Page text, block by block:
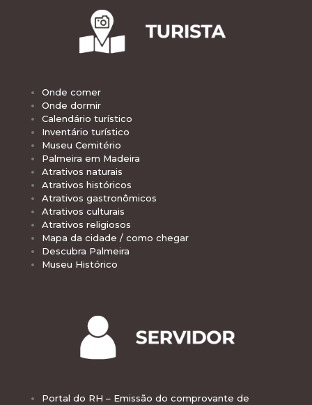
Onde comer
Onde dormir
Calendário turístico
Inventário turístico
Museu Cemitério
Palmeira em Madeira
Atrativos naturais
Atrativos históricos
Atrativos gastronômicos
Atrativos culturais
Atrativos religiosos
Mapa da cidade / como chegar
Descubra Palmeira
Museu Histórico
Portal do RH – Emissão do comprovante de